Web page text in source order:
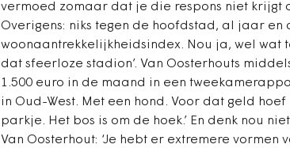
vermoed zomaar dat je die respons niet krijgt
Overigens: niks tegen de hoofdstad, al jaar en
woonaantrekkelijkheidsindex. Nou ja, wel wat
dat sfeerloze stadion’. Van Oosterhouts
1.500 euro in de maand in een
in Oud-West. Met een hond. Voor dat geld
parkje. Het bos is om de hoek.’ En denk nou
Van Oosterhout: ‘Je hebt er extremere